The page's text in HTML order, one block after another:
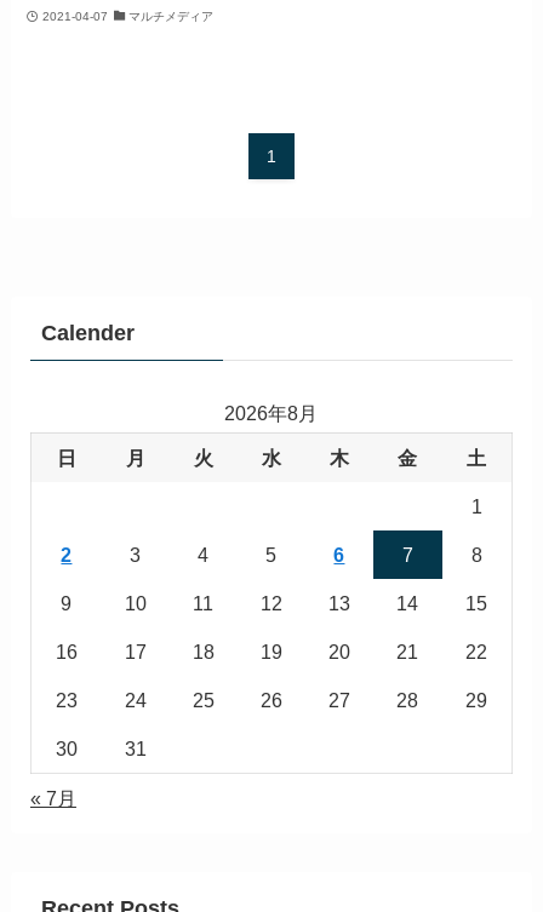
2021-04-07 マルチメディア
1
Calender
2026年8月
日 月 火 水 木 金 土
1
2 3 4 5 6 7 8
9 10 11 12 13 14 15
16 17 18 19 20 21 22
23 24 25 26 27 28 29
30 31
« 7月